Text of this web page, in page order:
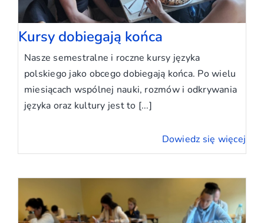
Kursy dobiegają końca
Nasze semestralne i roczne kursy języka
polskiego jako obcego dobiegają końca. Po wielu
miesiącach wspólnej nauki, rozmów i odkrywania
języka oraz kultury jest to [...]
Dowiedz się więcej